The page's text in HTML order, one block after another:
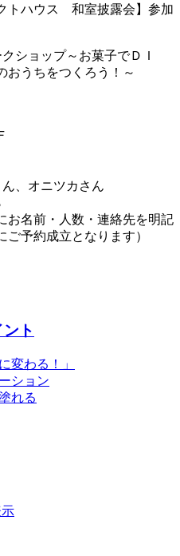
トハウス 和室披露会】参加
ショップ～お菓子でＤＩ
おうちをつくろう！～
、オニツカさん
名前・人数・連絡先を明記
予約成立となります）
ト